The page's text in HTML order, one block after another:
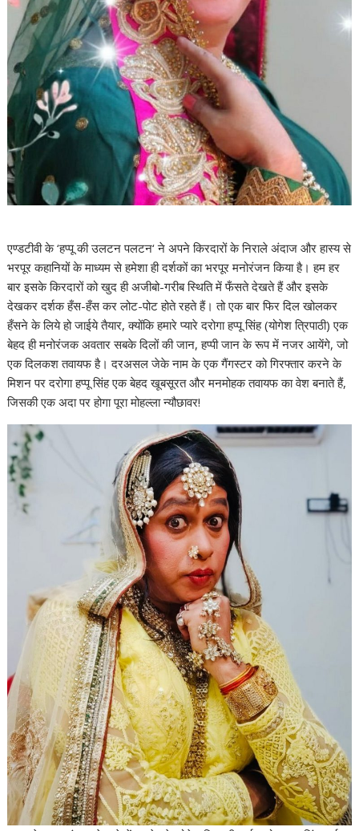
एण्डटीवी के ‘हप्पू की उलटन पलटन‘ ने अपने किरदारों के निराले अंदाज और हास्य से
भरपूर कहानियों के माध्यम से हमेशा ही दर्शकों का भरपूर मनोरंजन किया है। हम हर
बार इसके किरदारों को खुद ही अजीबो-गरीब स्थिति में फँसते देखते हैं और इसके
देखकर दर्शक हँस-हँस कर लोट-पोट होते रहते हैं। तो एक बार फिर दिल खोलकर
हँसने के लिये हो जाईये तैयार, क्योंकि हमारे प्यारे दरोगा हप्पू सिंह (योगेश त्रिपाठी) एक
बेहद ही मनोरंजक अवतार सबके दिलों की जान, हप्पी जान के रूप में नजर आयेंगे, जो
एक दिलकश तवायफ है। दरअसल जेके नाम के एक गैंगस्टर को गिरफ्तार करने के
मिशन पर दरोगा हप्पू सिंह एक बेहद खूबसूरत और मनमोहक तवायफ का वेश बनाते हैं,
जिसकी एक अदा पर होगा पूरा मोहल्ला न्यौछावर!